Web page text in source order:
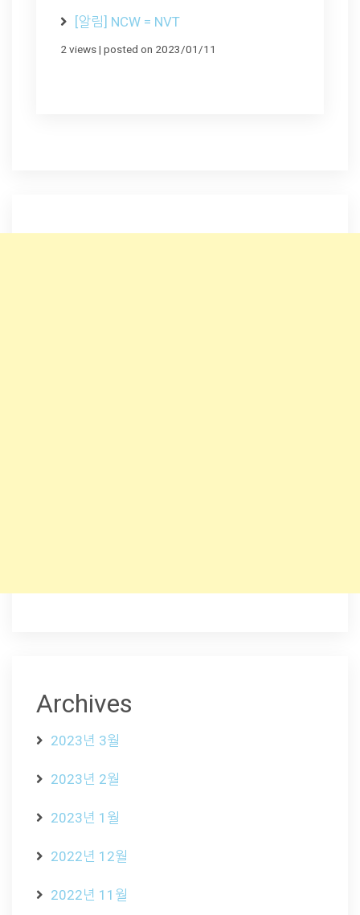
[알림] NCW = NVT
2 views| posted on 2023/01/11
Archives
2023년 3월
2023년 2월
2023년 1월
2022년 12월
2022년 11월